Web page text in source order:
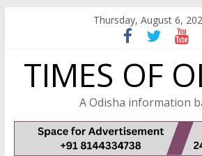
Thursday, August 6,
TIMES OF
A Odisha information